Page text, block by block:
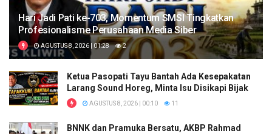
Hari Jadi Pati ke-703, Momentum SMSI Tingkatkan
Profesionalisme Perusahaan Media Siber
AGUSTUS 8, 2026 | 01:28 2
Ketua Pasopati Tayu Bantah Ada Kesepakatan
Larang Sound Horeg, Minta Isu Disikapi Bijak
AGUSTUS 8, 2026 | 00:10 11
BNNK dan Pramuka Bersatu, AKBP Rahmad